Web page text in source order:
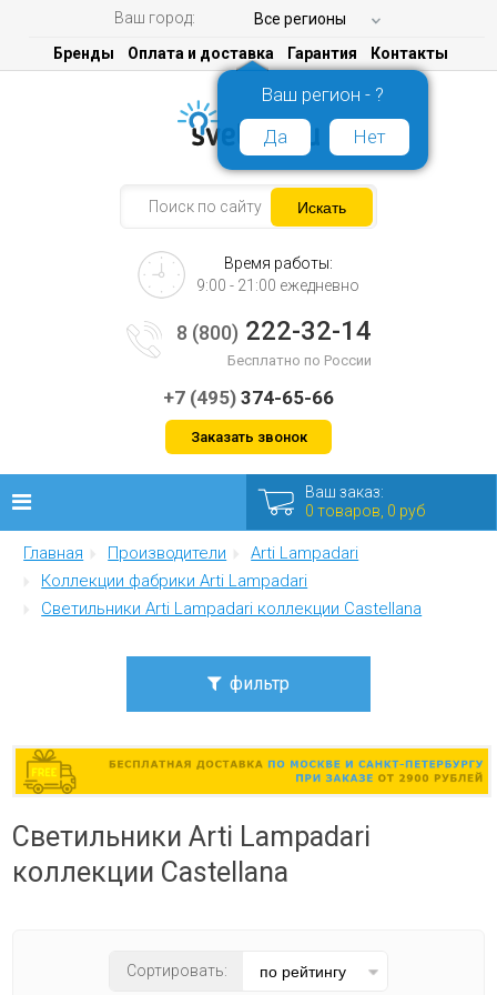
Ваш город: Все регионы
Ваш регион - ?
Да
Нет
Бренды Оплата и доставка Гарантия Контакты
Время работы:
9:00 - 21:00 ежедневно
8 (800) 222-32-14
Бесплатно по России
+7 (495) 374-65-66
Заказать звонок
Люстры
Бра
Распродажа
Еще
Мебель
Ваш заказ:
0 товаров, 0 руб
Главная Производители
Arti Lampadari
Коллекции фабрики Arti Lampadari
Светильники Arti Lampadari коллекции Castellana
фильтр
от
до
Стиль
классика
прозрачный
Светильники Arti Lampadari
коллекции Castellana
Сортировать: